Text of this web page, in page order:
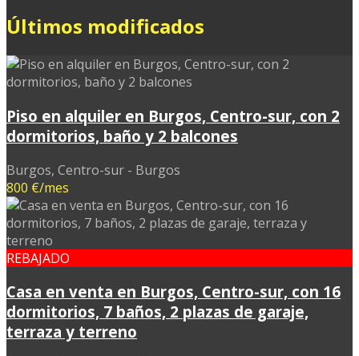
Últimos modificados
Piso en alquiler en Burgos, Centro-sur, con 2
dormitorios, baño y 2 balcones
Burgos, Centro-sur - Burgos
800 €/mes
REBAJADO
Casa en venta en Burgos, Centro-sur, con 16
dormitorios, 7 baños, 2 plazas de garaje,
terraza y terreno